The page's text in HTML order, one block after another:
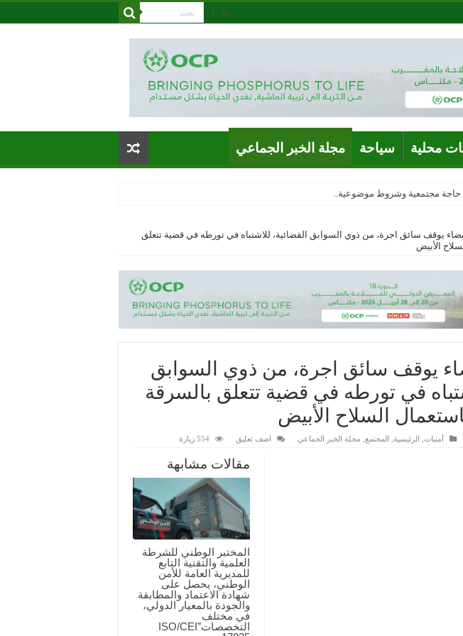
محلية سياحة مجلة الخبر الجماعي
حاجة مجتمعية وشروط موضوعية..
يوقف سائق اجرة، من ذوي السوابق القضائية، للاشتباه في تورطه في قضية تتعلق
الأبيض
يوقف سائق اجرة، من ذوي السوابق
في تورطه في قضية تتعلق بالسرقة
السلاح الأبيض
أمنيات الرئيسية المجتمع مجلة الخبر الجماعي اضف تعليق 554 زيارة
مقالات مشابهة
المختبر الوطني للشرطة
العلمية والتقنية التابع
للمديرية العامة للأمن
الوطني، يحصل على
شهادة الاعتماد والمطابقة
والجودة بالمعيار الدولي،
في مختلف
التخصصات”ISO/CEI